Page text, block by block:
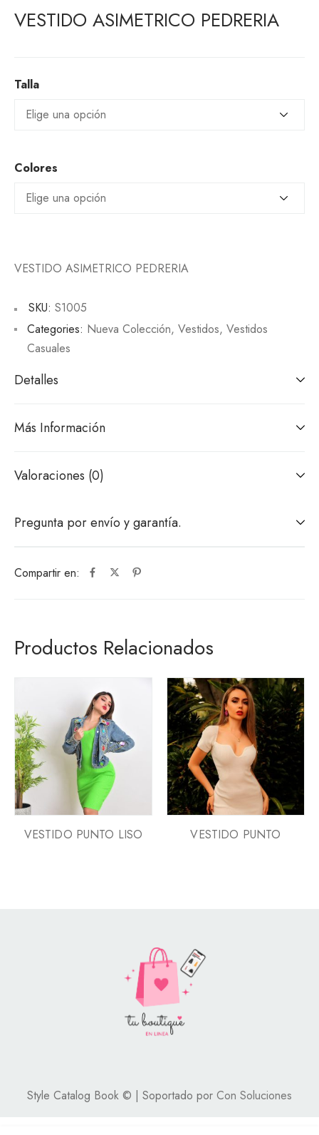
VESTIDO ASIMETRICO PEDRERIA
Talla
Colores
VESTIDO ASIMETRICO PEDRERIA
Compartir en:
SKU: S1005
Categories: Nueva Colección, Vestidos, Vestidos
Casuales
Detalles
Más Información
Valoraciones (0)
Pregunta por envío y garantía.
Productos Relacionados
VESTIDO PUNTO LISO VESTIDO PUNTO
Style Catalog Book © | Soportado por Con Soluciones